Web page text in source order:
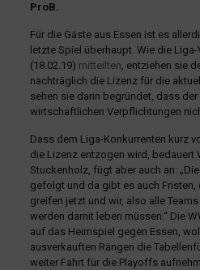
ProB.
Für die Gäste aus Essen ist es
letzte Spiel überhaupt. Wie die
(18.02.19) mitteilten, entziehen sie
nachträglich die Lizenz für die
sehen sie darin begründet, dass der
wirtschaftlichen Verpflichtungen
Dass dem Liga-Konkurrenten kurz
die Lizenz entzogen wird, bedauert
Stuckenholz, fügt aber auch an:
gefolgt und da gibt es auch Fristen,
greifen jetzt und wir, also alle
werden damit leben müssen.“ Die
auf das Heimspiel gegen Essen,
ausverkauften Rängen die
weiter Fahrt für die Playoffs